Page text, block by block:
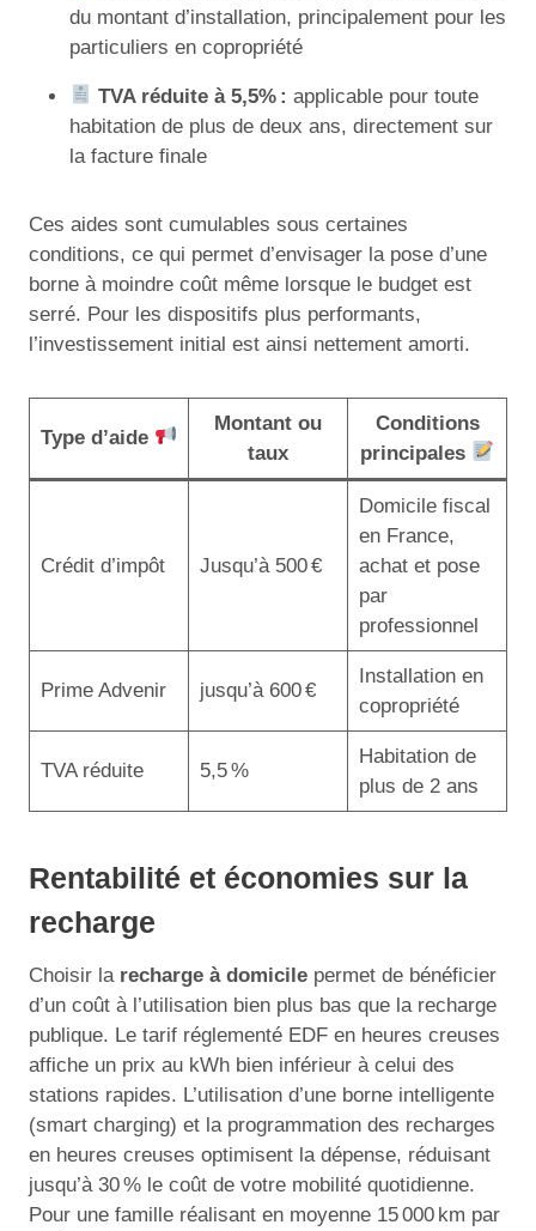
du montant d’installation, principalement pour les
particuliers en copropriété
TVA réduite à 5,5% : applicable pour toute
habitation de plus de deux ans, directement sur
la facture finale
Ces aides sont cumulables sous certaines
conditions, ce qui permet d’envisager la pose d’une
borne à moindre coût même lorsque le budget est
serré. Pour les dispositifs plus performants,
l’investissement initial est ainsi nettement amorti.
Type d’aide
Montant ou
taux
Conditions
principales
Crédit d’impôt Jusqu’à 500 €
Domicile fiscal
en France,
achat et pose
par
professionnel
Prime Advenir jusqu’à 600 €
Installation en
copropriété
TVA réduite 5,5 %
Habitation de
plus de 2 ans
Rentabilité et économies sur la
recharge
Choisir la recharge à domicile permet de bénéficier
d’un coût à l’utilisation bien plus bas que la recharge
publique. Le tarif réglementé EDF en heures creuses
affiche un prix au kWh bien inférieur à celui des
stations rapides. L’utilisation d’une borne intelligente
(smart charging) et la programmation des recharges
en heures creuses optimisent la dépense, réduisant
jusqu’à 30 % le coût de votre mobilité quotidienne.
Pour une famille réalisant en moyenne 15 000 km par